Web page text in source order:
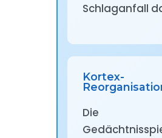
Schlaganfall
Kortex-
Die